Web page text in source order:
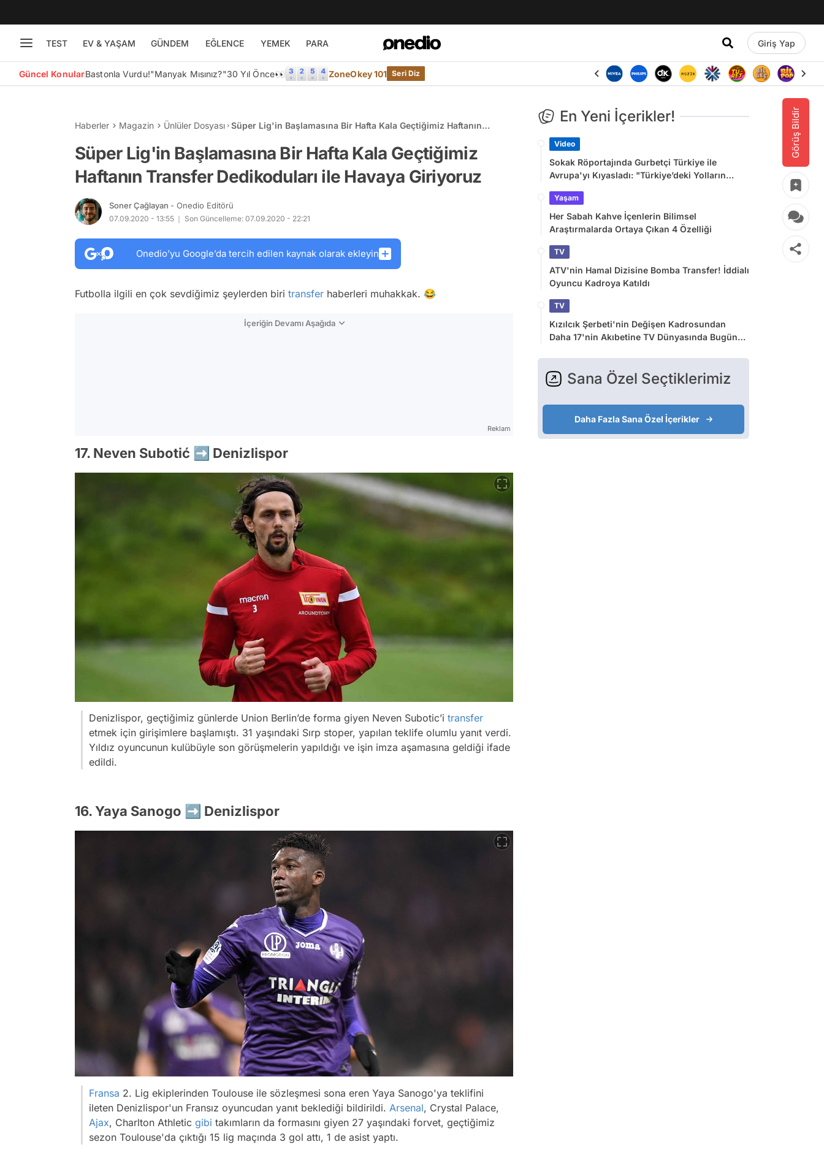
TEST EV & YAŞAM GÜNDEM EĞLENCE YEMEK PARA Giriş Yap
Güncel KonularBastonla Vurdu!"Manyak Mısınız?"30 Yıl Önce👀 ZoneOkey 101 Seri Diz
Görüş Bildir
Haberler Magazin Ünlüler Dosyası
Süper Lig'in Başlamasına Bir Hafta Kala Geçtiğimiz Haftanın
Süper Lig'in Başlamasına Bir Hafta Kala Geçtiğimiz
Haftanın Transfer Dedikoduları ile Havaya Giriyoruz
Soner Çağlayan - Onedio Editörü
07.09.2020 - 13:55 Son Güncelleme: 07.09.2020 - 22:21
Onedio’yu Google’da tercih edilen kaynak olarak ekleyin
Futbolla ilgili en çok sevdiğimiz şeylerden biri transfer haberleri muhakkak. 😂
İçeriğin Devamı Aşağıda
Reklam
17. Neven Subotić ➡️ Denizlispor
Denizlispor, geçtiğimiz günlerde Union Berlin’de forma giyen Neven Subotic’i transfer
etmek için girişimlere başlamıştı. 31 yaşındaki Sırp stoper, yapılan teklife olumlu yanıt verdi.
Yıldız oyuncunun kulübüyle son görüşmelerin yapıldığı ve işin imza aşamasına geldiği ifade
edildi.
16. Yaya Sanogo ➡️ Denizlispor
Fransa 2. Lig ekiplerinden Toulouse ile sözleşmesi sona eren Yaya Sanogo'ya teklifini
ileten Denizlispor'un Fransız oyuncudan yanıt beklediği bildirildi. Arsenal, Crystal Palace,
Ajax, Charlton Athletic gibi takımların da formasını giyen 27 yaşındaki forvet, geçtiğimiz
sezon Toulouse'da çıktığı 15 lig maçında 3 gol attı, 1 de asist yaptı.
En Yeni İçerikler!
Video
Sokak Röportajında Gurbetçi Türkiye ile
Avrupa'yı Kıyasladı: "Türkiye’deki Yolların
Yaşam
Her Sabah Kahve İçenlerin Bilimsel
Araştırmalarda Ortaya Çıkan 4 Özelliği
TV
ATV'nin Hamal Dizisine Bomba Transfer! İddialı
Oyuncu Kadroya Katıldı
TV
Kızılcık Şerbeti'nin Değişen Kadrosundan
Daha 17'nin Akıbetine TV Dünyasında Bugün
Sana Özel Seçtiklerimiz
Daha Fazla Sana Özel İçerikler